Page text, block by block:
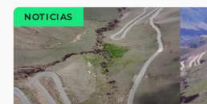
NOTICIAS